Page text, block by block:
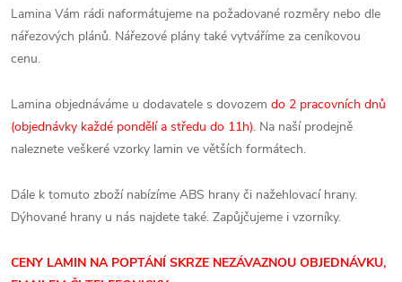
Lamina Vám rádi naformátujeme na požadované rozměry nebo dle
nářezových plánů. Nářezové plány také vytváříme za ceníkovou
cenu.
Lamina objednáváme u dodavatele s dovozem do 2 pracovních dnů
(objednávky každé pondělí a středu do 11h). Na naší prodejně
naleznete veškeré vzorky lamin ve větších formátech.
Dále k tomuto zboží nabízíme ABS hrany či nažehlovací hrany.
Dýhované hrany u nás najdete také. Zapůjčujeme i vzorníky.
CENY LAMIN NA POPTÁNÍ SKRZE NEZÁVAZNOU OBJEDNÁVKU,